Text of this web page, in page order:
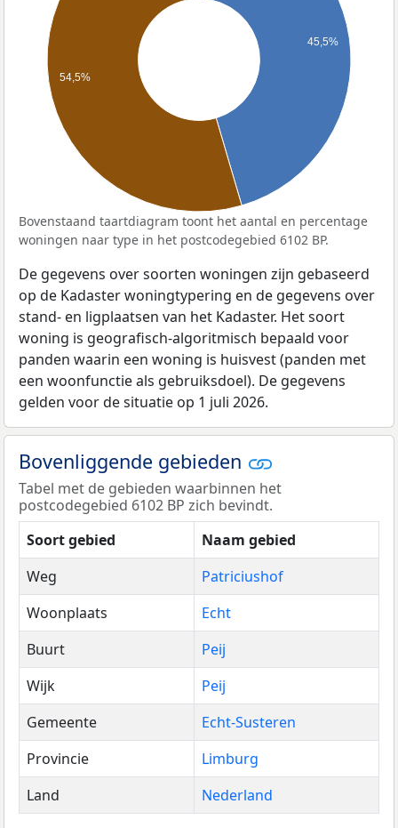
45,5%
54,5%
Bovenstaand taartdiagram toont het aantal en percentage
woningen naar type in het postcodegebied 6102 BP.
De gegevens over soorten woningen zijn gebaseerd
op de Kadaster woningtypering en de gegevens over
stand- en ligplaatsen van het Kadaster. Het soort
woning is geografisch-algoritmisch bepaald voor
panden waarin een woning is huisvest (panden met
een woonfunctie als gebruiksdoel). De gegevens
gelden voor de situatie op 1 juli 2026.
Bovenliggende gebieden
Tabel met de gebieden waarbinnen het
postcodegebied 6102 BP zich bevindt.
Soort gebied
Naam gebied
Weg
Patriciushof
Woonplaats
Echt
Buurt
Peij
Wijk
Peij
Gemeente
Echt-Susteren
Provincie
Limburg
Land
Nederland